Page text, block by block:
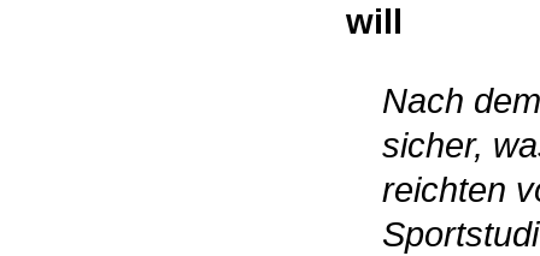
will
Nach
sicher,
reichten